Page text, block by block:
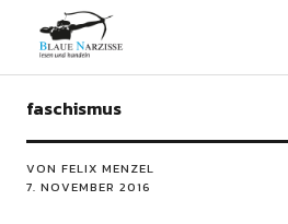
Blaue Narzisse
faschismus
VON FELIX MENZEL
7. NOVEMBER 2016